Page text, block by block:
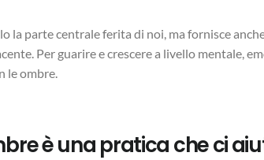
la parte centrale ferita di noi, ma fornisce
Per guarire e crescere a livello mentale,
le ombre.
è una pratica che ci